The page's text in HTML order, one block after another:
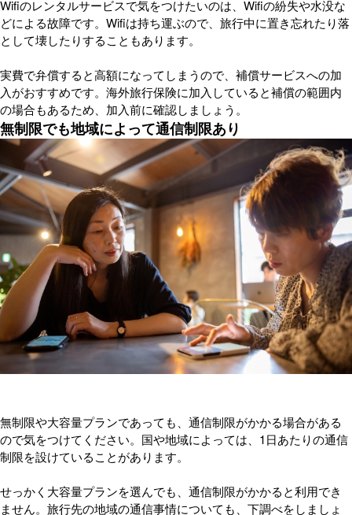
Wifiのレンタルサービスで気をつけたいのは、Wifiの紛失や水没な
どによる故障です。Wifiは持ち運ぶので、旅行中に置き忘れたり落
として壊したりすることもあります。
実費で弁償すると高額になってしまうので、補償サービスへの加
入がおすすめです。海外旅行保険に加入していると補償の範囲内
の場合もあるため、加入前に確認しましょう。
無制限でも地域によって通信制限あり
無制限や大容量プランであっても、通信制限がかかる場合がある
ので気をつけてください。国や地域によっては、1日あたりの通信
制限を設けていることがあります。
せっかく大容量プランを選んでも、通信制限がかかると利用でき
ません。旅行先の地域の通信事情についても、下調べをしましょ